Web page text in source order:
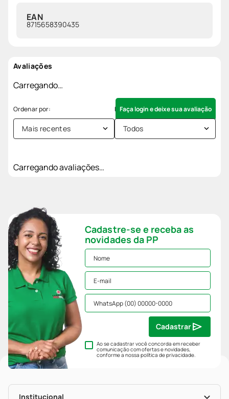
EAN
8715658390435
Avaliações
Carregando…
Faça login e deixe sua avaliação
Mais recentes Todos
Carregando avaliações…
Cadastre-se e receba as
novidades da PP
Ao se cadastrar você concorda em receber
comunicação com ofertas e novidades,
conforme a nossapolítica de privacidade.
Cadastrar
Institucional